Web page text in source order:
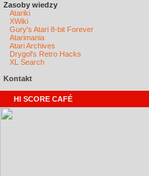
Zasoby wiedzy
Atariki
XWiki
Gury's Atari 8-bit Forever
Atarimania
Atari Archives
Drygol's Retro Hacks
XL Search
Kontakt
HI SCORE CAFÉ